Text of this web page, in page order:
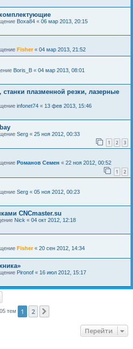
Воха84 « 06 мар 2013, 20:15
Fisher« 04 мар 2013, 21:52
Boris_B « 04 мар 2013, 08:01
плазменной резки, лазерные
infonet74 « 13 фев 2013, 15:46
Serg « 25 ноя 2012, 00:33
1 2 3
Романов Семен « 22 ноя 2012, 00:52
1 2
Serg « 05 ноя 2012, 00:23
CNCmaster.su
Nick « 04 окт 2012, 12:18
Fisher« 20 сен 2012, 14:34
Pironof « 16 июл 2012, 15:17
тем 1 2
Перейти